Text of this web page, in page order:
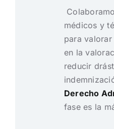
médicos y
para
en la
reducir
Derecho
fase es la